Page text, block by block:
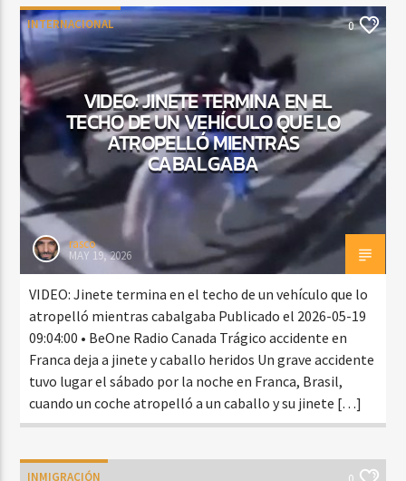
INTERNACIONAL 0
VIDEO: JINETE TERMINA EN EL
TECHO DE UN VEHÍCULO QUE LO
ATROPELLÓ MIENTRAS
CABALGABA
rasco
MAY 19, 2026
VIDEO: Jinete termina en el techo de un vehículo que lo
atropelló mientras cabalgaba Publicado el 2026-05-19
09:04:00 • BeOne Radio Canada Trágico accidente en
Franca deja a jinete y caballo heridos Un grave accidente
tuvo lugar el sábado por la noche en Franca, Brasil,
cuando un coche atropelló a un caballo y su jinete […]
INMIGRACIÓN